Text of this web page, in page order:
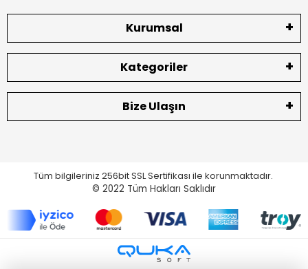
Kurumsal
Kategoriler
Bize Ulaşın
Tüm bilgileriniz 256bit SSL Sertifikası ile korunmaktadır.
© 2022 Tüm Hakları Saklıdır